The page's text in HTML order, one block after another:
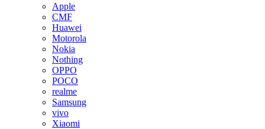
Apple
CMF
Huawei
Motorola
Nokia
Nothing
OPPO
POCO
realme
Samsung
vivo
Xiaomi